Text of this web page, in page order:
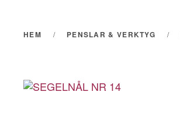
HEM PENSLAR & VERKTYG